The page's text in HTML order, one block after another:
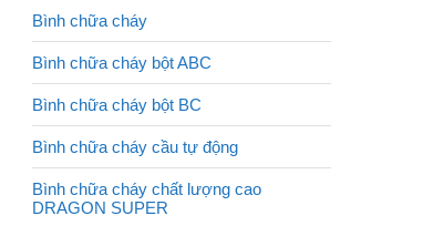
Bình chữa cháy
Bình chữa cháy bột ABC
Bình chữa cháy bột BC
Bình chữa cháy cầu tự động
Bình chữa cháy chất lượng cao
DRAGON SUPER